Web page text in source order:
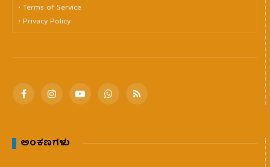
• Terms of Service
• Privacy Policy
FacebookInstagramYouTubeWhatsApp
RSS
ಅಂಕಣಗಳು